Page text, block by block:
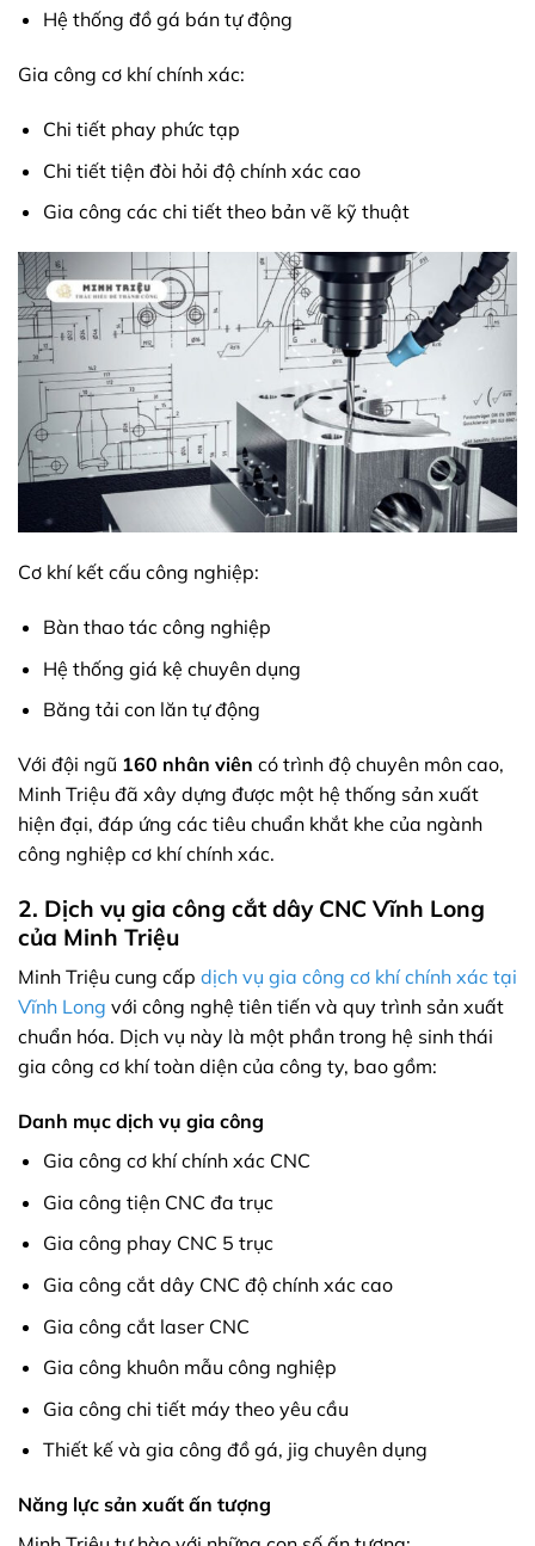
Hệ thống đồ gá bán tự động
Gia công cơ khí chính xác:
Chi tiết phay phức tạp
Chi tiết tiện đòi hỏi độ chính xác cao
Gia công các chi tiết theo bản vẽ kỹ thuật
Cơ khí kết cấu công nghiệp:
Bàn thao tác công nghiệp
Hệ thống giá kệ chuyên dụng
Băng tải con lăn tự động
Với đội ngũ 160 nhân viên có trình độ chuyên môn cao,
Minh Triệu đã xây dựng được một hệ thống sản xuất
hiện đại, đáp ứng các tiêu chuẩn khắt khe của ngành
công nghiệp cơ khí chính xác.
2. Dịch vụ gia công cắt dây CNC Vĩnh Long
của Minh Triệu
Minh Triệu cung cấp dịch vụ gia công cơ khí chính xác tại
Vĩnh Long với công nghệ tiên tiến và quy trình sản xuất
chuẩn hóa. Dịch vụ này là một phần trong hệ sinh thái
gia công cơ khí toàn diện của công ty, bao gồm:
Danh mục dịch vụ gia công
Gia công cơ khí chính xác CNC
Gia công tiện CNC đa trục
Gia công phay CNC 5 trục
Gia công cắt dây CNC độ chính xác cao
Gia công cắt laser CNC
Gia công khuôn mẫu công nghiệp
Gia công chi tiết máy theo yêu cầu
Thiết kế và gia công đồ gá, jig chuyên dụng
Năng lực sản xuất ấn tượng